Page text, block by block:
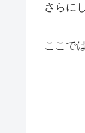
さらに
ここで